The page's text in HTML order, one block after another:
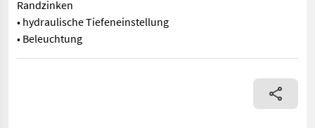
Randzinken
• hydraulische Tiefeneinstellung
• Beleuchtung
Kubota/Kverneland Grubber CU3301 Lagermaschine - sofort